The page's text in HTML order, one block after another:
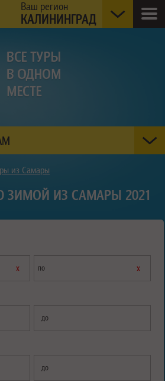
Ваш регион
КАЛИНИНГРАД
из Самары
ЗИМОЙ ИЗ САМАРЫ 2021
х по х
до
до